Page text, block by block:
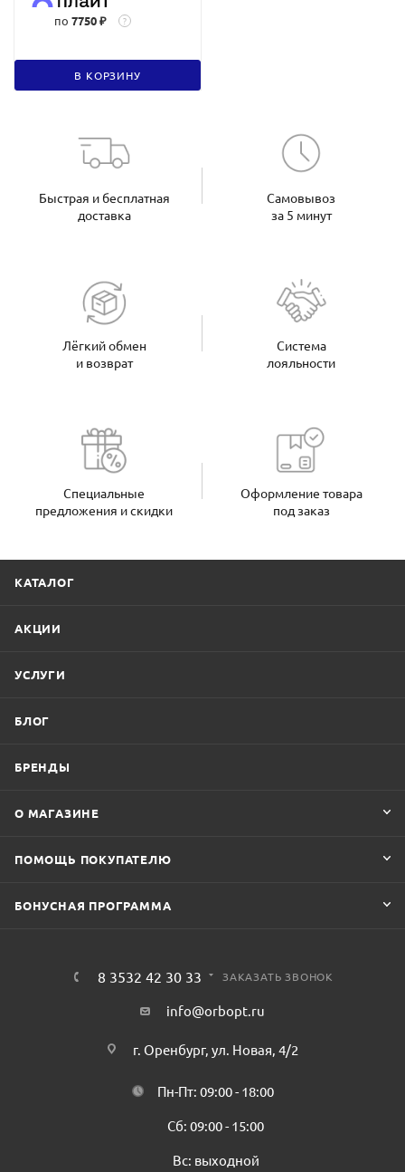
по 7750 ₽ ?
В КОРЗИНУ
Быстрая и бесплатная
доставка
Самовывоз
за 5 минут
Лёгкий обмен
и возврат
Система
лояльности
Специальные
предложения и скидки
Оформление товара
под заказ
КАТАЛОГ
АКЦИИ
УСЛУГИ
БЛОГ
БРЕНДЫ
О МАГАЗИНЕ
ПОМОЩЬ ПОКУПАТЕЛЮ
БОНУСНАЯ ПРОГРАММА
8 3532 42 30 33 ЗАКАЗАТЬ ЗВОНОК
info@orbopt.ru
г. Оренбург, ул. Новая, 4/2
Пн-Пт: 09:00 - 18:00
Сб: 09:00 - 15:00
Вс: выходной